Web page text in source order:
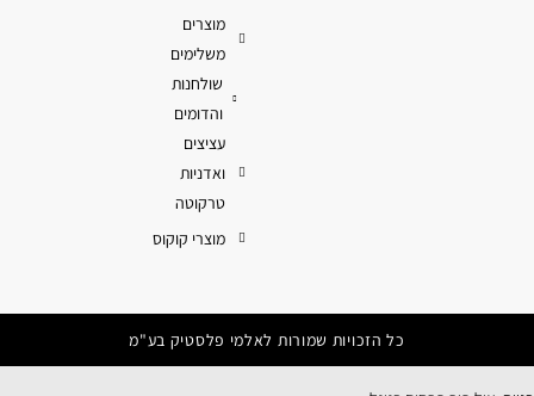
מוצרים
משלימים
שולחנות
והדומים
עציצים
ואדניות
טרקוטה
מוצרי קוקוס
כל הזכויות שמורות לאלמי פלסטיק בע"מ